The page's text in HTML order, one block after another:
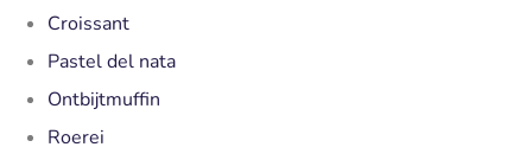
Croissant
Pastel del nata
Ontbijtmuffin
Roerei